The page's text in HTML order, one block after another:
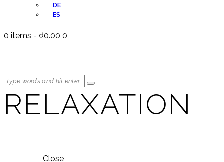
DE
ES
0 items - ₫0.00 0
RELAXATION
Close